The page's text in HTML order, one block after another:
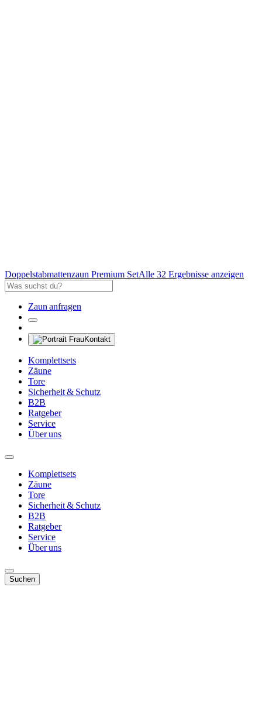
Doppelstabmattenzaun Premium SetAlle 32 Ergebnisse anzeigen
Zaun anfragen
Kontakt
Komplettsets
Zäune
Tore
Sicherheit & Schutz
B2B
Ratgeber
Service
Über uns
Komplettsets
Zäune
Tore
Sicherheit & Schutz
B2B
Ratgeber
Service
Über uns
Suchen